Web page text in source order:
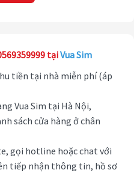
tạiVua Sim
tiền tại nhà miễn phí (áp
Vua Sim tại Hà Nội,
sách cửa hàng ở chân
gọi hotline hoặc chat với
tiếp nhận thông tin, hồ sơ